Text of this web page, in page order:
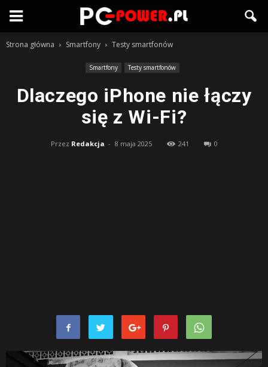
Strona główna Smartfony Testy smartfonów
Smartfony Testy smartfonów
Dlaczego iPhone nie łączy
się z Wi-Fi?
Przez Redakcja - 8 maja 2025 241 0